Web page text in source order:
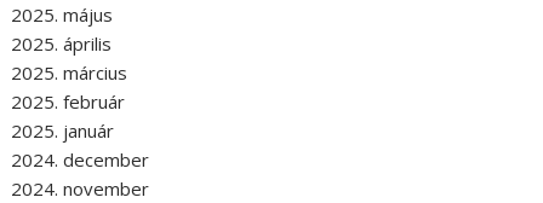
2025. május
2025. április
2025. március
2025. február
2025. január
2024. december
2024. november